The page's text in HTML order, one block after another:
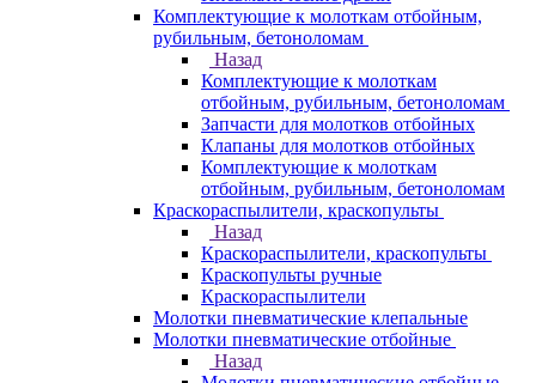
Комплектующие к молоткам отбойным,
рубильным, бетоноломам
Назад
Комплектующие к молоткам
отбойным, рубильным, бетоноломам
Запчасти для молотков отбойных
Клапаны для молотков отбойных
Комплектующие к молоткам
отбойным, рубильным, бетоноломам
Краскораспылители, краскопульты
Назад
Краскораспылители, краскопульты
Краскопульты ручные
Краскораспылители
Молотки пневматические клепальные
Молотки пневматические отбойные
Назад